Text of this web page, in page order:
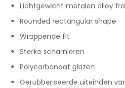
Lichtgewicht metalen alloy
Rounded rectangular shape
Wrappende fit
Sterke scharnieren
Polycarbonaat glazen
Gerubberiseerde uiteinden